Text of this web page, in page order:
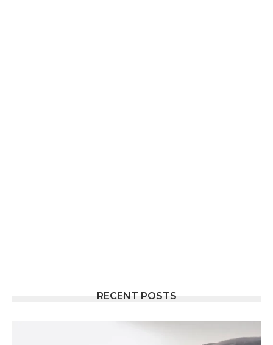
RECENT POSTS